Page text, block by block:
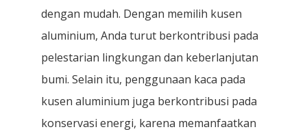
dengan mudah. Dengan memilih kusen
aluminium, Anda turut berkontribusi pada
pelestarian lingkungan dan keberlanjutan
bumi. Selain itu, penggunaan kaca pada
kusen aluminium juga berkontribusi pada
konservasi energi, karena memanfaatkan